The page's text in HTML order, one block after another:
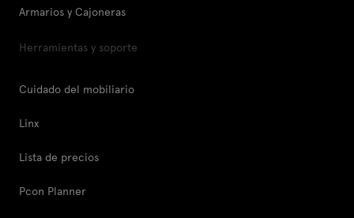
Armarios y Cajoneras
Herramientas y soporte
Cuidado del mobiliario
Linx
Lista de precios
Pcon Planner